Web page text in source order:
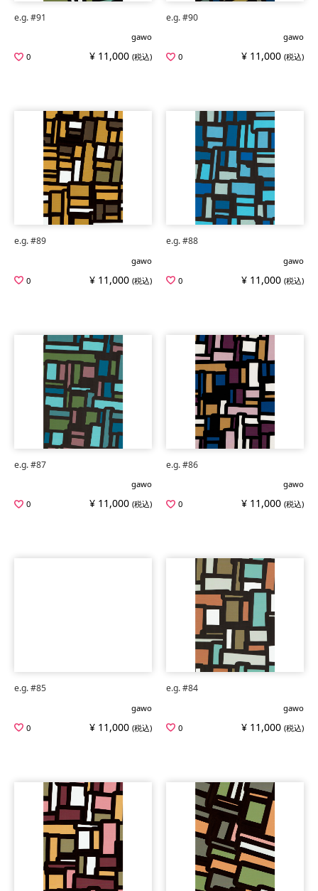
e.g. #91
gawo
0
¥ 11,000 (税込)
e.g. #90
gawo
0
¥ 11,000 (税込)
e.g. #89
gawo
0
¥ 11,000 (税込)
e.g. #88
gawo
0
¥ 11,000 (税込)
e.g. #87
gawo
0
¥ 11,000 (税込)
e.g. #86
gawo
0
¥ 11,000 (税込)
e.g. #85
gawo
0
¥ 11,000 (税込)
e.g. #84
gawo
0
¥ 11,000 (税込)